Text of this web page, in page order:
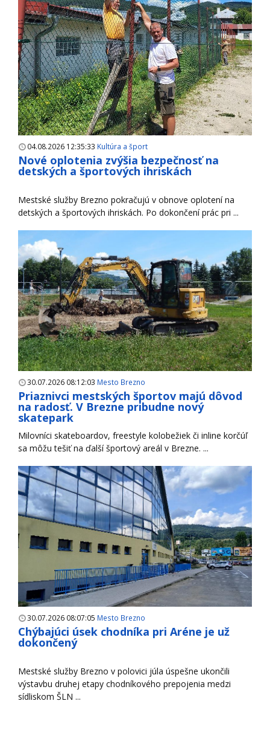
04.08.2026 12:35:33 Kultúra a šport
Nové oplotenia zvýšia bezpečnosť na
detských a športových ihriskách
Mestské služby Brezno pokračujú v obnove oplotení na
detských a športových ihriskách. Po dokončení prác pri ...
30.07.2026 08:12:03 Mesto Brezno
Priaznivci mestských športov majú dôvod
na radosť. V Brezne pribudne nový
skatepark
Milovníci skateboardov, freestyle kolobežiek či inline korčúľ
sa môžu tešiť na ďalší športový areál v Brezne. ...
30.07.2026 08:07:05 Mesto Brezno
Chýbajúci úsek chodníka pri Aréne je už
dokončený
Mestské služby Brezno v polovici júla úspešne ukončili
výstavbu druhej etapy chodníkového prepojenia medzi
sídliskom ŠLN ...